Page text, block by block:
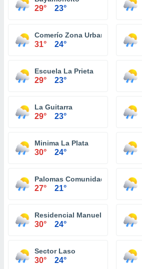
29° 23°
Comerío Zona Urbana
31° 24°
Escuela La Prieta
29° 23°
La Guitarra
29° 23°
Minima La Plata
30° 24°
Palomas Comunidad
27° 21°
Residencial Manuel Martorell
30° 24°
Sector Laso
30° 24°